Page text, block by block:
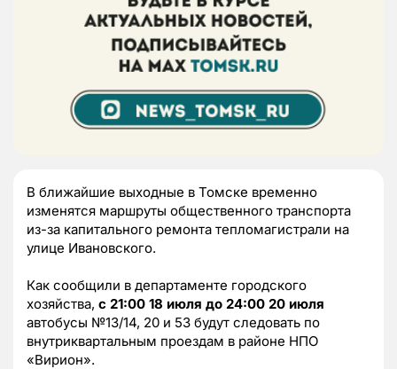
В ближайшие выходные в Томске временно
изменятся маршруты общественного транспорта
из-за капитального ремонта тепломагистрали на
улице Ивановского.
Как сообщили в департаменте городского
хозяйства, с 21:00 18 июля до 24:00 20 июля
автобусы №13/14, 20 и 53 будут следовать по
внутриквартальным проездам в районе НПО
«Вирион».